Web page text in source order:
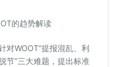
的趋势解读
对WOOT“提报混乱、利
节”三大难题，提出标准